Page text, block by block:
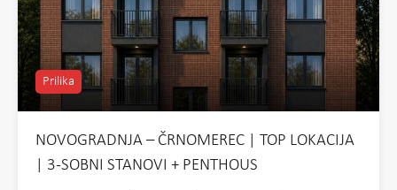
Prilika
NOVOGRADNJA – ČRNOMEREC | TOP LOKACIJA
| 3-SOBNI STANOVI + PENTHOUS